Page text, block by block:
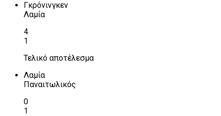
Γκρόνινγκεν
Λαμία
4
1
Τελικό αποτέλεσμα
Λαμία
Παναιτωλικός
0
1